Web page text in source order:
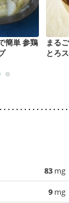
簡単 参鶏
まる
とろ
83 mg
9 mg